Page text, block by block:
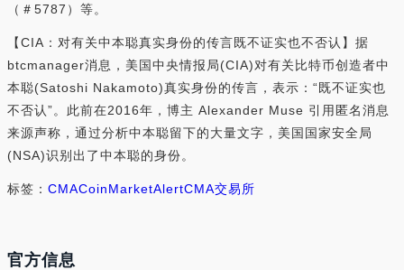
（＃5787）等。
【CIA：对有关中本聪真实身份的传言既不证实也不否认】据
btcmanager消息，美国中央情报局(CIA)对有关比特币创造者中
本聪(Satoshi Nakamoto)真实身份的传言，表示：“既不证实也
不否认”。此前在2016年，博主 Alexander Muse 引用匿名消息
来源声称，通过分析中本聪留下的大量文字，美国国家安全局
(NSA)识别出了中本聪的身份。
标签： CMACoinMarketAlertCMA交易所
官方信息